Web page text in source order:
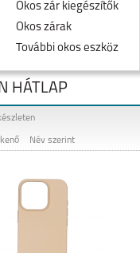
Okos zár kiegészítők
Okos zárak
További okos eszköz
HÁTLAP
Név szerint